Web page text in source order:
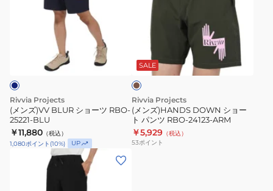
RBO-
25221-
BLU
Rivvia Projects
(メンズ)VV BLUR ショーツ RBO-
25221-BLU
￥11,880 （税込）
1,080ポイント (10%) UP
DOWN
ト
パ
ン
ツ
RBO-
24123-
SALE
カ
キ
Rivvia Projects
(メンズ)HANDS DOWN ショー
ト パンツ RBO-24123-ARM
￥5,929 （税込）
53ポイント
ズ)DAILY